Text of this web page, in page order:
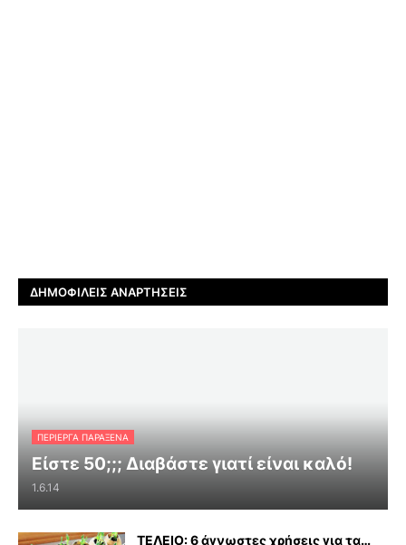
ΔΗΜΟΦΙΛΕΊΣ ΑΝΑΡΤΉΣΕΙΣ
ΠΕΡΊΕΡΓΑ ΠΑΡΆΞΕΝΑ
Είστε 50;;; Διαβάστε γιατί είναι καλό!
1.6.14
ΤΕΛΕΙΟ: 6 άγνωστες χρήσεις για τα…